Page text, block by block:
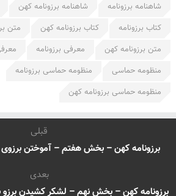
شاهنامه برزونامه
شاهنامه برزونامه کهن
کتاب برزونامه
کتاب برزونامه کهن
متن
متن برزونامه کهن
معرفی برزونامه
منظومه حماسی
منظومه حماسی برزونامه
منظومه حماسی برزونامه کهن
قبلی
برزونامه کهن – بخش هفتم – آموختن برزوی
بعدی
برزونامه کهن – بخش نهم – لشکر کشیدن